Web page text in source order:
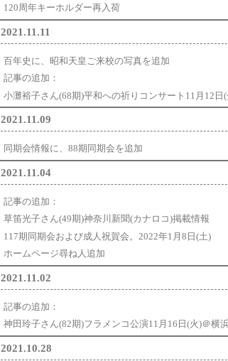
120周年キーホルダー再入荷
2021.11.11
百年史に、昭和天皇ご来校の写真を追加
記事の追加：
小灘裕子さん(68期)平和への祈りコンサート11月12
2021.11.09
同期会情報に、88期同期会を追加
2021.11.04
記事の追加：
草笛光子さん(49期)神奈川新聞(カナロコ)掲載情報
117期同期会および成人祝賀会。2022年1月8日(土)
ホームページ尋ね人追加
2021.11.02
記事の追加：
神田玲子さん(82期)フラメンコ公演11月16日(火)＠横
2021.10.28